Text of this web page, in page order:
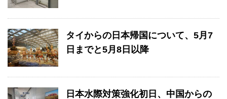
タイからの日本帰国について、5月7
日までと5月8日以降
日本水際対策強化初日、中国からの